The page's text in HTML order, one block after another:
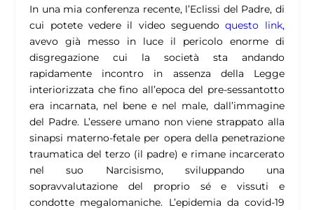
In una mia conferenza recente, l’Eclissi del Padre, di
cui potete vedere il video seguendoquesto link,
avevo già messo in luce il pericolo enorme di
disgregazione cui la società sta andando
rapidamente incontro in assenza della Legge
interiorizzata che fino all’epoca del pre-sessantotto
era incarnata, nel bene e nel male, dall’immagine
del Padre. L’essere umano non viene strappato alla
sinapsi materno-fetale per opera della penetrazione
traumatica del terzo (il padre) e rimane incarcerato
nel suo Narcisismo, sviluppando una
sopravvalutazione del proprio sé e vissuti e
condotte megalomaniche. L’epidemia da covid-19